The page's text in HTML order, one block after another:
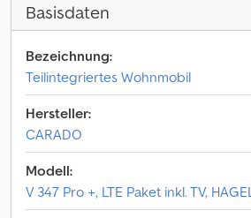
Basisdaten
Bezeichnung:
Teilintegriertes Wohnmobil
Hersteller:
CARADO
Modell:
V 347 Pro +, LTE Paket inkl. TV,